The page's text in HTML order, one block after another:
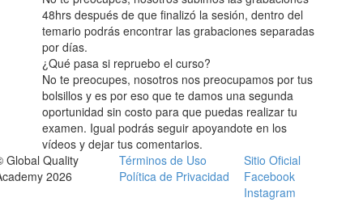
48hrs después de que finalizó la sesión, dentro del
temario podrás encontrar las grabaciones separadas
por días.
¿Qué pasa si repruebo el curso?
No te preocupes, nosotros nos preocupamos por tus
bolsillos y es por eso que te damos una segunda
oportunidad sin costo para que puedas realizar tu
examen. Igual podrás seguir apoyandote en los
vídeos y dejar tus comentarios.
Global Quality
2026
Términos de Uso
Política de Privacidad
Sitio Oficial
Facebook
Instagram